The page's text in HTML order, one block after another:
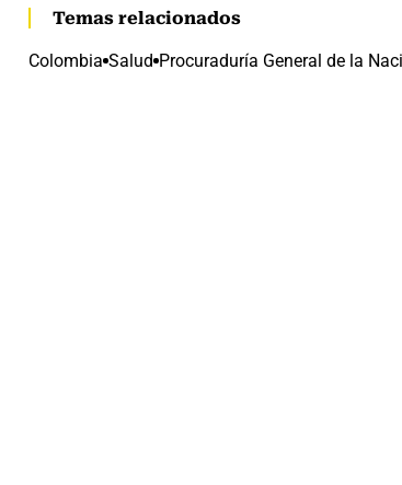
Temas relacionados
Colombia Salud Procuraduría General de la